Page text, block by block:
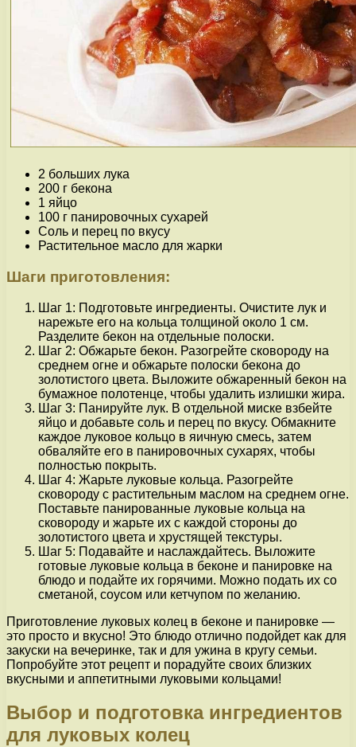
2 больших лука
200 г бекона
1 яйцо
100 г панировочных сухарей
Соль и перец по вкусу
Растительное масло для жарки
Шаги приготовления:
Шаг 1: Подготовьте ингредиенты. Очистите лук и
нарежьте его на кольца толщиной около 1 см.
Разделите бекон на отдельные полоски.
Шаг 2: Обжарьте бекон. Разогрейте сковороду на
среднем огне и обжарьте полоски бекона до
золотистого цвета. Выложите обжаренный бекон на
бумажное полотенце, чтобы удалить излишки жира.
Шаг 3: Панируйте лук. В отдельной миске взбейте
яйцо и добавьте соль и перец по вкусу. Обмакните
каждое луковое кольцо в яичную смесь, затем
обваляйте его в панировочных сухарях, чтобы
полностью покрыть.
Шаг 4: Жарьте луковые кольца. Разогрейте
сковороду с растительным маслом на среднем огне.
Поставьте панированные луковые кольца на
сковороду и жарьте их с каждой стороны до
золотистого цвета и хрустящей текстуры.
Шаг 5: Подавайте и наслаждайтесь. Выложите
готовые луковые кольца в беконе и панировке на
блюдо и подайте их горячими. Можно подать их со
сметаной, соусом или кетчупом по желанию.
Приготовление луковых колец в беконе и панировке —
это просто и вкусно! Это блюдо отлично подойдет как для
закуски на вечеринке, так и для ужина в кругу семьи.
Попробуйте этот рецепт и порадуйте своих близких
вкусными и аппетитными луковыми кольцами!
Выбор и подготовка ингредиентов
для луковых колец